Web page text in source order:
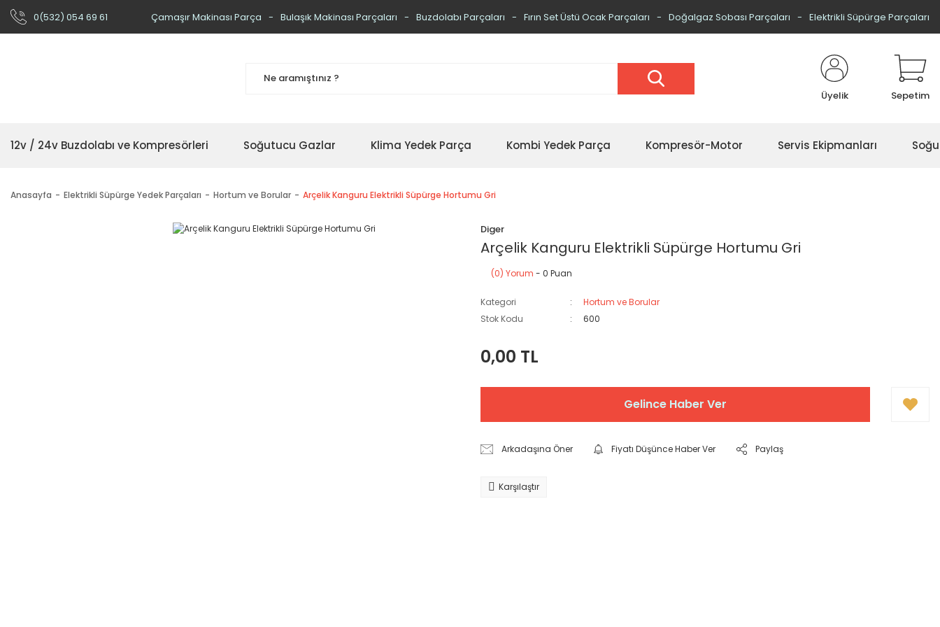
0(532) 054 69 61 Çamaşır Makinası Parça Bulaşık Makinası Parçaları Buzdolabı Parçaları Fırın Set Üstü Ocak Parçaları Doğalgaz Sobası Parçaları Elektrikli Süpürge Parçaları
Üyelik Sepetim
12v / 24v Buzdolabı ve Kompresörleri Soğutucu Gazlar Klima Yedek Parça Kombi Yedek Parça Kompresör-Motor Servis Ekipmanları
Anasayfa Elektrikli Süpürge Yedek Parçaları Hortum ve Borular Arçelik Kanguru Elektrikli Süpürge Hortumu Gri
Diger
Arçelik Kanguru Elektrikli Süpürge Hortumu Gri
(0) Yorum - 0 Puan
Kategori
Hortum ve Borular
Stok Kodu
600
0,00 TL
Gelince Haber Ver
Arkadaşına Öner Fiyatı Düşünce Haber Ver Paylaş
Karşılaştır